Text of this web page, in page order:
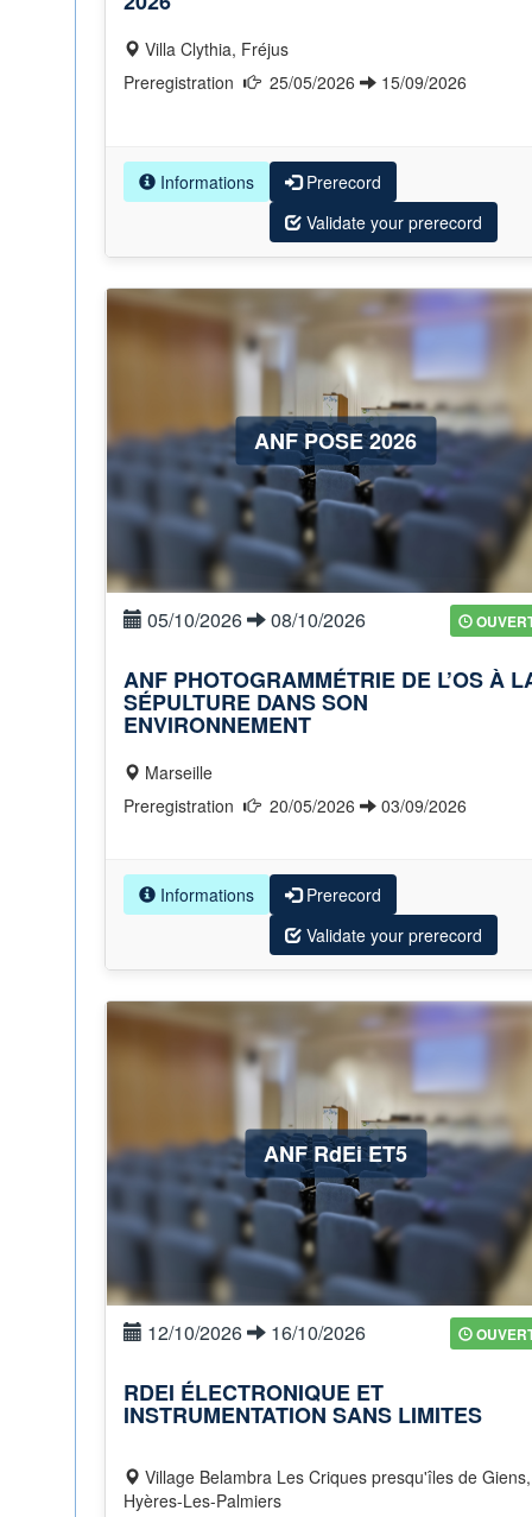
Villa Clythia, Fréjus
25/05/2026 15/09/2026
Informations
Prerecord
Validate your prerecord
ANF POSE 2026
05/10/2026 08/10/2026
ANF PHOTOGRAMMÉTRIE DE L’OS À
SÉPULTURE DANS SON
ENVIRONNEMENT
Marseille
20/05/2026 03/09/2026
Informations
Prerecord
Validate your prerecord
ANF RdEi ET5
12/10/2026 16/10/2026
RDEI ÉLECTRONIQUE ET
INSTRUMENTATION SANS LIMITES
Hyères-Les-Palmiers